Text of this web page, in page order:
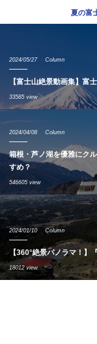
夏の富
2024/05/27 Column
【富士山絶景動画集】富
33585 view
2024/04/08 Column
箱根・芦ノ湖を優雅にク
すめ？
546605 view
2024/01/10 Column
【360°絶景パノラマ！】
18012 view